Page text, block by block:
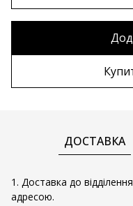
70х100 см
80х120 см
90х130 см
Без рами
Дерев'яна рама
Металева рама
ДОСТАВКА
1. Доставка до
адресою.